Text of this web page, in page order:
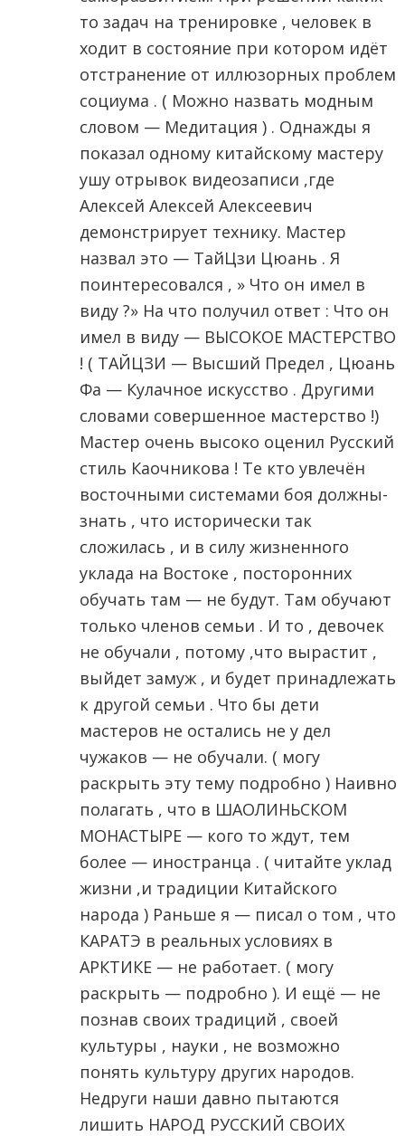
то задач на тренировке , человек в
ходит в состояние при котором идёт
отстранение от иллюзорных проблем
социума . ( Можно назвать модным
словом — Медитация ) . Однажды я
показал одному китайскому мастеру
ушу отрывок видеозаписи ,где
Алексей Алексей Алексеевич
демонстрирует технику. Мастер
назвал это — ТайЦзи Цюань . Я
поинтересовался , » Что он имел в
виду ?» На что получил ответ : Что он
имел в виду — ВЫСОКОЕ МАСТЕРСТВО
! ( ТАЙЦЗИ — Высший Предел , Цюань
Фа — Кулачное искусство . Другими
словами совершенное мастерство !)
Мастер очень высоко оценил Русский
стиль Каочникова ! Те кто увлечён
восточными системами боя должны-
знать , что исторически так
сложилась , и в силу жизненного
уклада на Востоке , посторонних
обучать там — не будут. Там обучают
только членов семьи . И то , девочек
не обучали , потому ,что вырастит ,
выйдет замуж , и будет принадлежать
к другой семьи . Что бы дети
мастеров не остались не у дел
чужаков — не обучали. ( могу
раскрыть эту тему подробно ) Наивно
полагать , что в ШАОЛИНЬСКОМ
МОНАСТЫРЕ — кого то ждут, тем
более — иностранца . ( читайте уклад
жизни ,и традиции Китайского
народа ) Раньше я — писал о том , что
КАРАТЭ в реальных условиях в
АРКТИКЕ — не работает. ( могу
раскрыть — подробно ). И ещё — не
познав своих традиций , своей
культуры , науки , не возможно
понять культуру других народов.
Недруги наши давно пытаются
лишить НАРОД РУССКИЙ СВОИХ